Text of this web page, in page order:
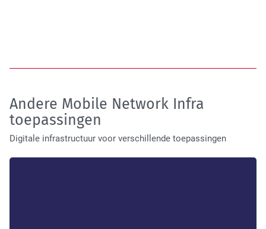
Andere Mobile Network Infra
toepassingen
Digitale infrastructuur voor verschillende toepassingen